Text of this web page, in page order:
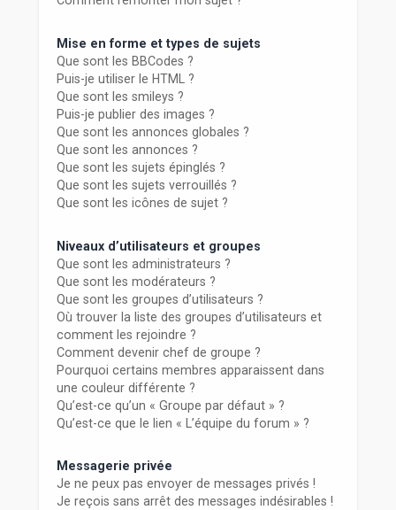
Mise en forme et types de sujets
Que sont les BBCodes ?
Puis-je utiliser le HTML ?
Que sont les smileys ?
Puis-je publier des images ?
Que sont les annonces globales ?
Que sont les annonces ?
Que sont les sujets épinglés ?
Que sont les sujets verrouillés ?
Que sont les icônes de sujet ?
Niveaux d’utilisateurs et groupes
Que sont les administrateurs ?
Que sont les modérateurs ?
Que sont les groupes d’utilisateurs ?
Où trouver la liste des groupes d’utilisateurs et
comment les rejoindre ?
Comment devenir chef de groupe ?
Pourquoi certains membres apparaissent dans
une couleur différente ?
Qu’est-ce qu’un « Groupe par défaut » ?
Qu’est-ce que le lien « L’équipe du forum » ?
Messagerie privée
Je ne peux pas envoyer de messages privés !
Je reçois sans arrêt des messages indésirables !